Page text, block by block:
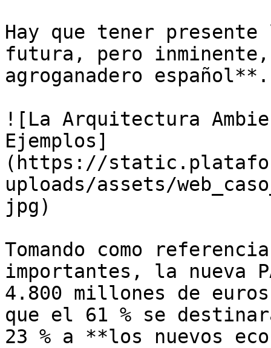
Hay que tener
futura, pero
agroganadero español**.
![La Arquitectura
Ejemplos]
(https://
uploads/assets/
jpg)
Tomando como
importantes, la nueva
4.800 millones de
que el 61 % se
23 % a **los nuevos